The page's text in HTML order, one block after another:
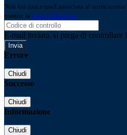
Non hai una e-mail associata al nome
tramite la Login Spaggiari
E-mail inviata, si prega di controllare
Errore
Chiudi
Successo
Chiudi
Informazione
Chiudi